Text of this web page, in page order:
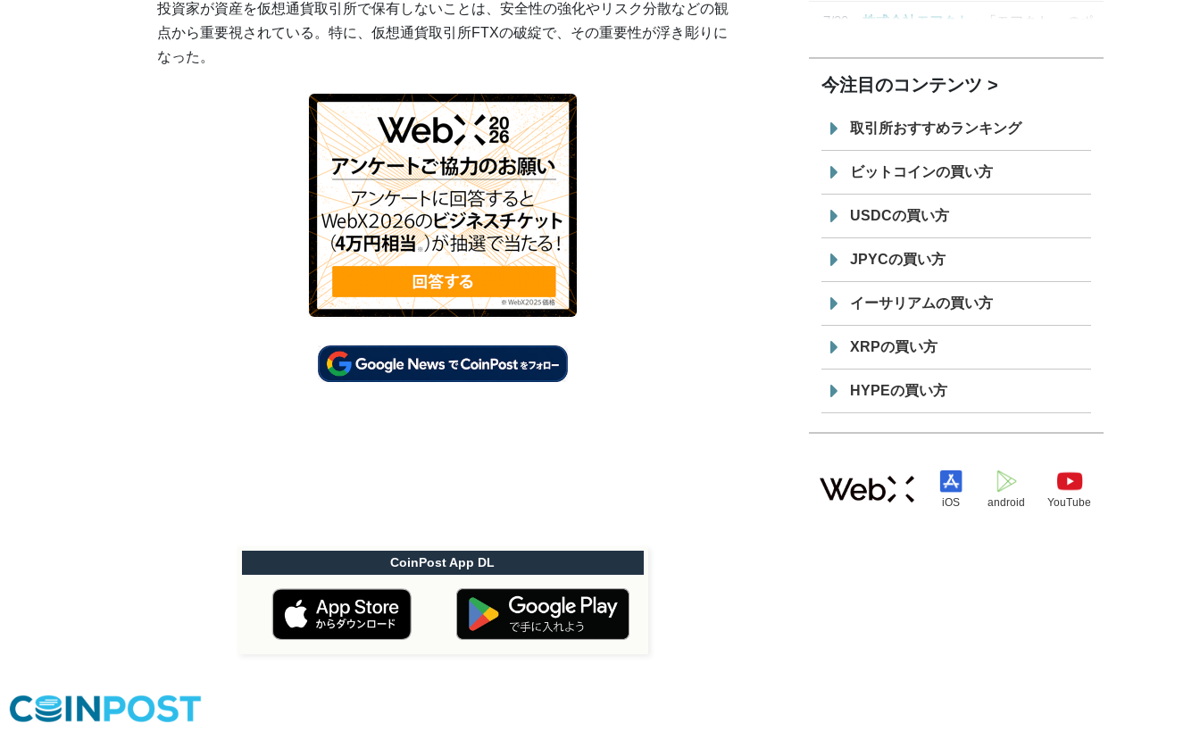
投資家が資産を仮想通貨取引所で保有しないことは、安全性の強化やリスク分散などの観
点から重要視されている。特に、仮想通貨取引所FTXの破綻で、その重要性が浮き彫りに
なった。
CoinPost App DL
7/30
株式会社モアクト
「モアクト」 のポ
「 JPYC」を追加
19:30
てステーブルコイン「JPYSC」徹底解
説セミナーを開催
今注目のコンテンツ
取引所おすすめランキング
ビットコインの買い方
USDCの買い方
JPYCの買い方
イーサリアムの買い方
XRPの買い方
HYPEの買い方
iOS android YouTube